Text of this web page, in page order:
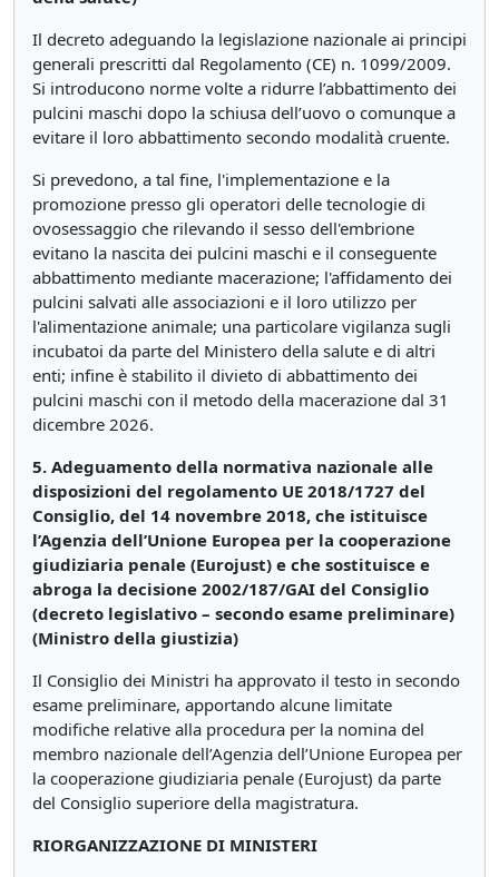
Il decreto adeguando la legislazione nazionale ai principi
generali prescritti dal Regolamento (CE) n. 1099/2009.
Si introducono norme volte a ridurre l’abbattimento dei
pulcini maschi dopo la schiusa dell’uovo o comunque a
evitare il loro abbattimento secondo modalità cruente.
Si prevedono, a tal fine, l'implementazione e la
promozione presso gli operatori delle tecnologie di
ovosessaggio che rilevando il sesso dell'embrione
evitano la nascita dei pulcini maschi e il conseguente
abbattimento mediante macerazione; l'affidamento dei
pulcini salvati alle associazioni e il loro utilizzo per
l'alimentazione animale; una particolare vigilanza sugli
incubatoi da parte del Ministero della salute e di altri
enti; infine è stabilito il divieto di abbattimento dei
pulcini maschi con il metodo della macerazione dal 31
dicembre 2026.
5. Adeguamento della normativa nazionale alle
disposizioni del regolamento UE 2018/1727 del
Consiglio, del 14 novembre 2018, che istituisce
l’Agenzia dell’Unione Europea per la cooperazione
giudiziaria penale (Eurojust) e che sostituisce e
abroga la decisione 2002/187/GAI del Consiglio
(decreto legislativo – secondo esame preliminare)
(Ministro della giustizia)
Il Consiglio dei Ministri ha approvato il testo in secondo
esame preliminare, apportando alcune limitate
modifiche relative alla procedura per la nomina del
membro nazionale dell’Agenzia dell’Unione Europea per
la cooperazione giudiziaria penale (Eurojust) da parte
del Consiglio superiore della magistratura.
RIORGANIZZAZIONE DI MINISTERI